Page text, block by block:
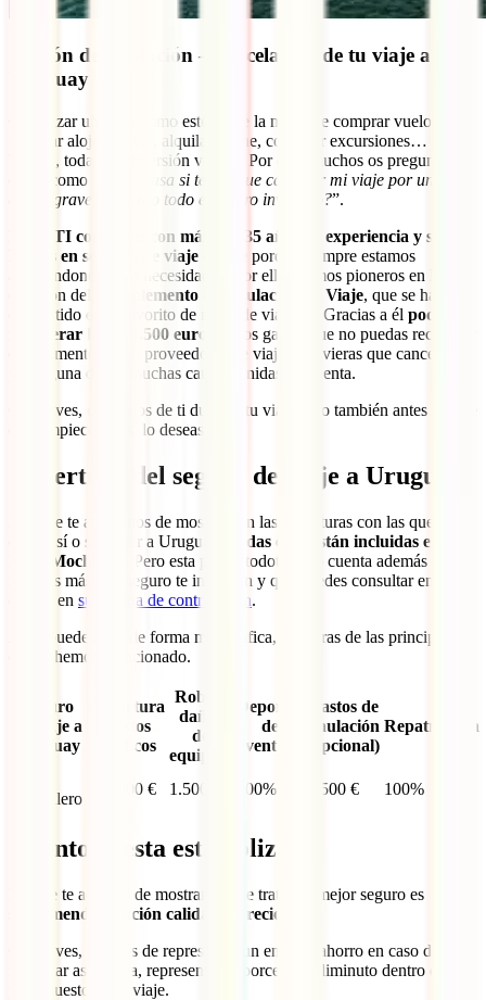
Opción de anulación – cancelación de tu viaje a
Uruguay
Organizar un viaje como este va de la mano de comprar vuelos,
reservar alojamientos, alquilar coche, contratar excursiones…
Vamos, toda una inversión viajera. Por ello, muchos os preguntáis
cosas como “
¿Qué pasa si tengo que cancelar mi viaje por una
causa grave? ¿Pierdo todo el dinero invertido?”.
En IATI contamos con más de 135 años de experiencia y somos
líderes en seguros de viaje online
porque siempre estamos
adaptándonos a tus necesidades. Por ello, fuimos pioneros en la
creación del
Complemento de Anulación de Viaje, que se ha
convertido en el favorito de miles de viajeros. Gracias a él podrás
recuperar hasta 3.500 euros
de los gastos que no puedas recuperar
directamente de tus proveedores de viaje, si tuvieras que cancelarlo
por alguna de las muchas causas tenidas en cuenta.
Como ves, cuidamos de ti durante tu viaje pero también antes de que
este empiece, si así lo deseas.
Cobertura del seguro de viaje a Uruguay
Las que te acabamos de mostrar son las coberturas con las que
debes, sí o sí, viajar a Uruguay.
Todas ellas están incluidas en tu
IATI Mochilero
. Pero esta póliza todoterreno cuenta además con
muchas más que seguro te interesan y que puedes consultar en
detalle en su página de contratación.
Aquí puedes ver, de forma más gráfica, las cifras de las principales
que te hemos mencionado.
Seguro
de viaje a
Uruguay
Cobertura
Gastos
Médicos
Robo y
daños
de
equipaje
Deportes
de
aventura
Gastos de
anulación
(opcional)
Repatriación
Mochilero
600.000 € 1.500 € 100% 3.500 € 100%
Cuánto cuesta esta póliza
Lo que te acabará de mostrar que se trata del mejor seguro es
tremenda relación calidad – precio
Como ves, además de representar un enorme ahorro en caso de
necesitar asistencia, representa un porcentaje diminuto dentro del
presupuesto de tu viaje.